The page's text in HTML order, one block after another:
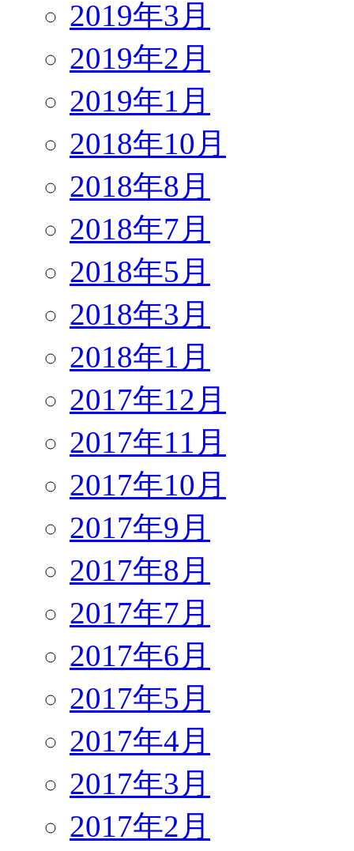
2019年3月
2019年2月
2019年1月
2018年10月
2018年8月
2018年7月
2018年5月
2018年3月
2018年1月
2017年12月
2017年11月
2017年10月
2017年9月
2017年8月
2017年7月
2017年6月
2017年5月
2017年4月
2017年3月
2017年2月